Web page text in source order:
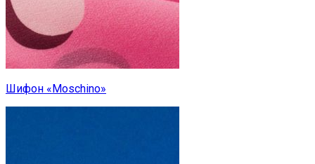
Шифон «Moschino»